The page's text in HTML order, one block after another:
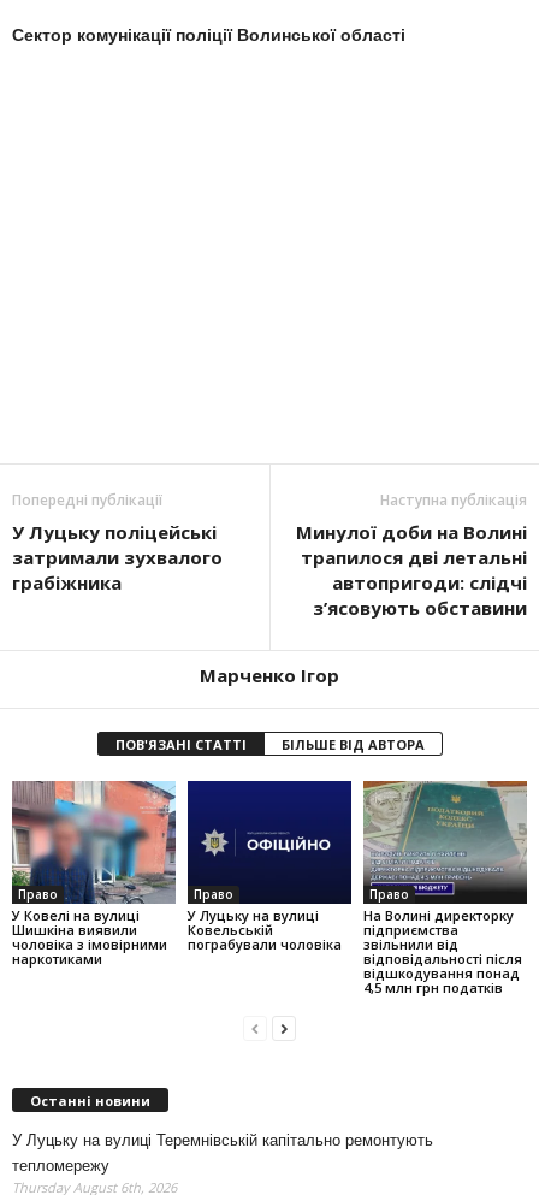
Сектор комунікації поліції Волинської області
Попередні публікації
У Луцьку поліцейські
затримали зухвалого
грабіжника
Наступна публікація
Минулої доби на Волині
трапилося дві летальні
автопригоди: слідчі
з’ясовують обставини
Марченко Ігор
ПОВ'ЯЗАНІ СТАТТІ БІЛЬШЕ ВІД АВТОРА
Право
У Ковелі на вулиці
Шишкіна виявили
чоловіка з імовірними
наркотиками
Право
У Луцьку на вулиці
Ковельській
пограбували чоловіка
Право
На Волині директорку
підприємства
звільнили від
відповідальності після
відшкодування понад
4,5 млн грн податків
Останні новини
У Луцьку на вулиці Теремнівській капітально ремонтують
тепломережу
Thursday August 6th, 2026